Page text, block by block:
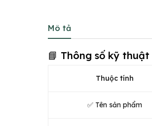
Mô tả
📘 Thông số kỹ thuật
Thuộc tính
✅ Tên sản phẩm